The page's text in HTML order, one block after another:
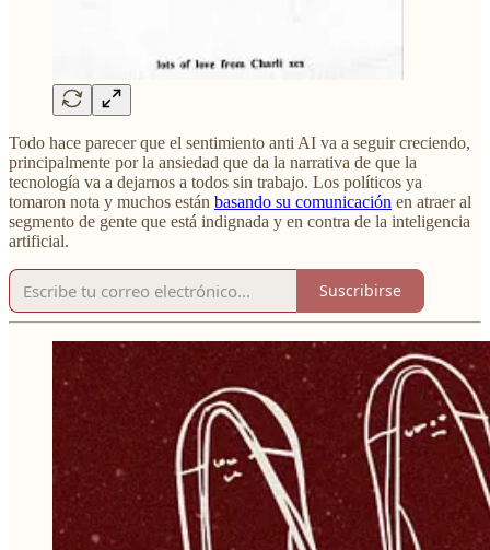
Todo hace parecer que el sentimiento anti AI va a seguir creciendo,
principalmente por la ansiedad que da la narrativa de que la
tecnología va a dejarnos a todos sin trabajo. Los políticos ya
tomaron nota y muchos están basando su comunicación en atraer al
segmento de gente que está indignada y en contra de la inteligencia
artificial.
Suscribirse